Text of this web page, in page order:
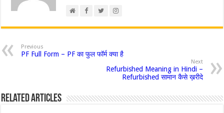
Previous
PF Full Form – PF का फुल फॉर्म क्या है
Next
Refurbished Meaning in Hindi –
Refurbished सामान कैसे ख़रीदे
Related Articles